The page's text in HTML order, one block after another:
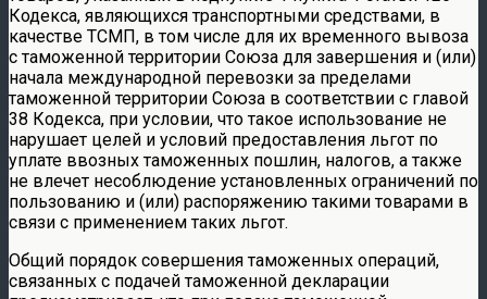
Кодекса, являющихся транспортными средствами, в
качестве ТСМП, в том числе для их временного вывоза
с таможенной территории Союза для завершения и (или)
начала международной перевозки за пределами
таможенной территории Союза в соответствии с главой
38 Кодекса, при условии, что такое использование не
нарушает целей и условий предоставления льгот по
уплате ввозных таможенных пошлин, налогов, а также
не влечет несоблюдение установленных ограничений по
пользованию и (или) распоряжению такими товарами в
связи с применением таких льгот.
Общий порядок совершения таможенных операций,
связанных с подачей таможенной декларации